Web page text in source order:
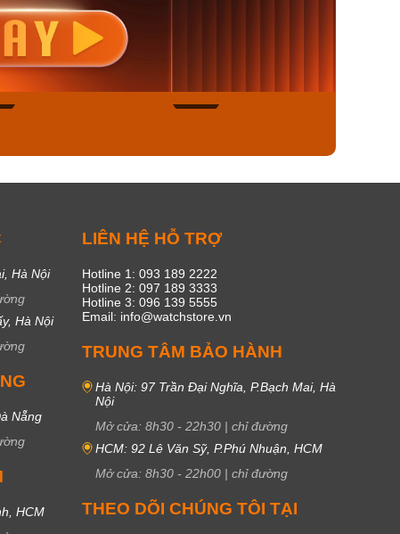
AQ-
Hà Nội
Hà Nội
Nẵng
HCM
LIÊN HỆ HỖ TRỢ
Hotline 1: 093 189 2222
Hotline 2: 097 189 3333
Hotline 3: 096 139 5555
Email: info@watchstore.vn
TRUNG TÂM BẢO HÀNH
Hà Nội: 97 Trần Đại Nghĩa, P.Bạch Mai, Hà
Nội
Mở cửa: 8h30 - 22h30 | chỉ đường
HCM: 92 Lê Văn Sỹ, P.Phú Nhuận, HCM
Mở cửa: 8h30 - 22h00 | chỉ đường
THEO DÕI CHÚNG TÔI TẠI